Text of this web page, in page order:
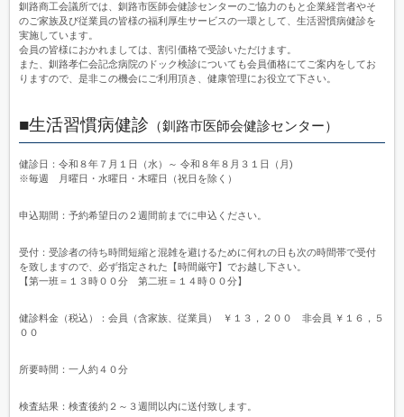
釧路商工会議所では、釧路市医師会健診センターのご協力のもと企業経営者やそ
のご家族及び従業員の皆様の福利厚生サービスの一環として、生活習慣病健診を
実施しています。
会員の皆様におかれましては、割引価格で受診いただけます。
また、釧路孝仁会記念病院のドック検診についても会員価格にてご案内をしてお
りますので、是非この機会にご利用頂き、健康管理にお役立て下さい。
■生活習慣病健診 （釧路市医師会健診センター）
健診日：令和８年７月１日（水）～ 令和８年８月３１日（月)
※毎週 月曜日・水曜日・木曜日（祝日を除く）
申込期間：予約希望日の２週間前までに申込ください。
受付：受診者の待ち時間短縮と混雑を避けるために何れの日も次の時間帯で受付
を致しますので、必ず指定された【時間厳守】でお越し下さい。
【第一班＝１３時００分 第二班＝１４時００分】
健診料金（税込）：会員（含家族、従業員） ￥１３，２００ 非会員 ￥１６，５
００
所要時間：一人約４０分
検査結果：検査後約２～３週間以内に送付致します。